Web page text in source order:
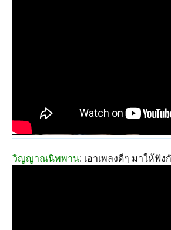
วิญญาณนิพพาน: เอาเพลงดีๆ มาให้ฟัง